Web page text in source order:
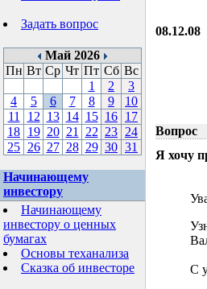
Задать вопрос
Май 2026
Пн Вт Ср Чт Пт Сб Вс
1
2
3
4
5 6 7 8 9
10
11
12 13 14 15 16 17
18 19 20 21 22 23 24
25 26 27 28 29 30 31
Начинающему
инвестору
Начинающему
инвестору о ценных
бумагах
Основы теханализа
Сказка об инвесторе
08.12.08
Вопрос
Я хочу
С